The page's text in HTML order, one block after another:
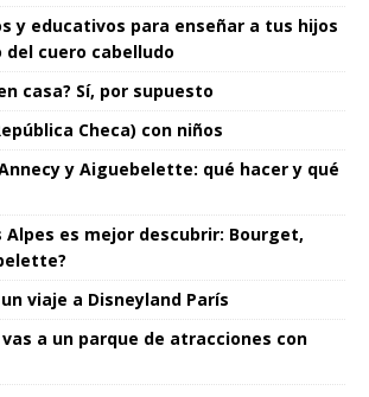
y educativos para enseñar a tus hijos
del cuero cabelludo
casa? Sí, por supuesto
Checa) con niños
y Aiguebelette: qué hacer y qué
Alpes es mejor descubrir: Bourget,
viaje a Disneyland París
a un parque de atracciones con